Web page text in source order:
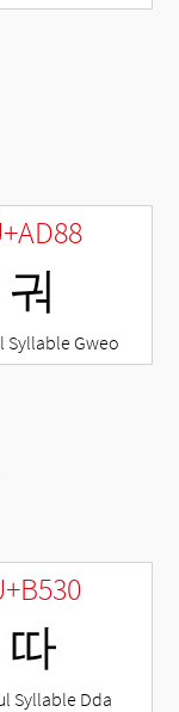
궈
Syllable Gweo
따
Syllable Dda